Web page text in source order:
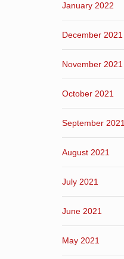
January 2022
December 2021
November 2021
October 2021
September 2021
August 2021
July 2021
June 2021
May 2021